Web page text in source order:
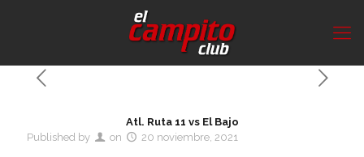
Atl. Ruta 11 vs El Bajo
Published by
on 20 noviembre, 2021